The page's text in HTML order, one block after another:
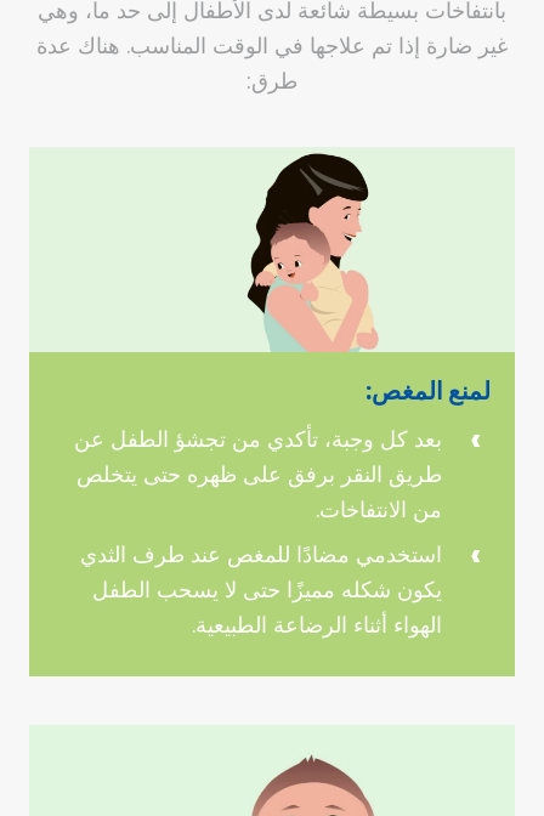
بانتفاخات بسيطة شائعة لدى الأطفال إلى حد ما، وهي
غير ضارة إذا تم علاجها في الوقت المناسب. هناك عدة
طرق:
لمنع المغص:
بعد كل وجبة، تأكدي من تجشؤ الطفل عن
طريق النقر برفق على ظهره حتى يتخلص
من الانتفاخات.
استخدمي مضادًا للمغص عند طرف الثدي
يكون شكله مميزًا حتى لا يسحب الطفل
الهواء أثناء الرضاعة الطبيعية.